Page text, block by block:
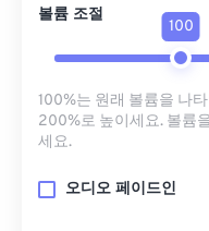
볼륨 조절
100
100%는 원래 볼륨을 나
200%로 높이세요. 볼륨
세요.
오디오 페이드인